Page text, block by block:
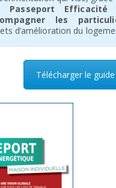
Passeport Efficacité
les
d’amélioration du
Télécharger le